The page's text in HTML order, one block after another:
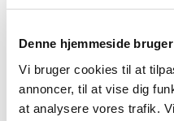
Denne hjemmeside
Vi bruger cookies til at
annoncer, til at vise dig
at analysere vores trafik.
2022 (197)
2021 (516)
2019 (159)
2018 (150)